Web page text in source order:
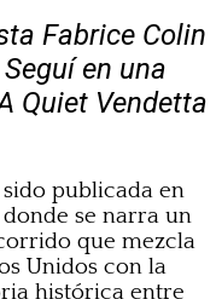
Fabrice Colin
en una
Quiet Vendetta
publicada en
donde se narra un
que mezcla
Unidos con la
histórica entre